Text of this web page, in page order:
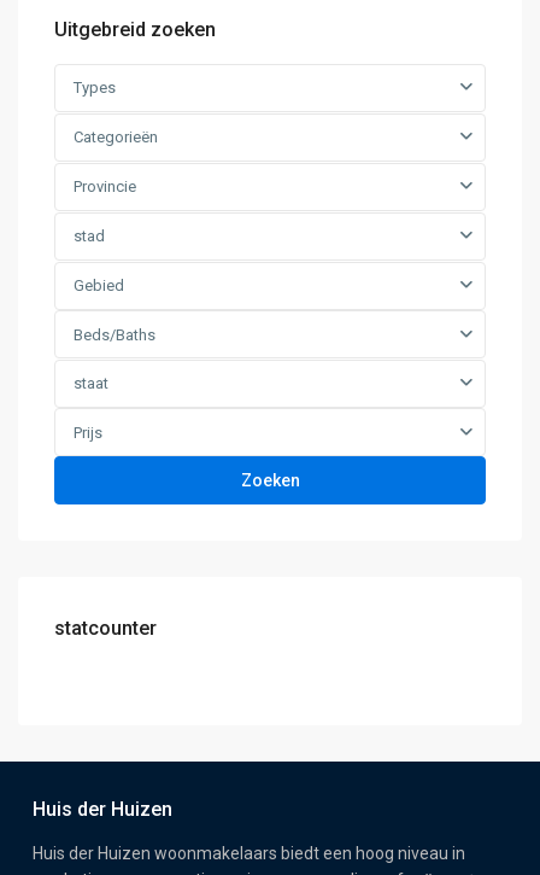
Uitgebreid zoeken
Types
Categorieën
Provincie
stad
Gebied
Beds/Baths
staat
Prijs
Zoeken
statcounter
Huis der Huizen
Huis der Huizen woonmakelaars biedt een hoog niveau in